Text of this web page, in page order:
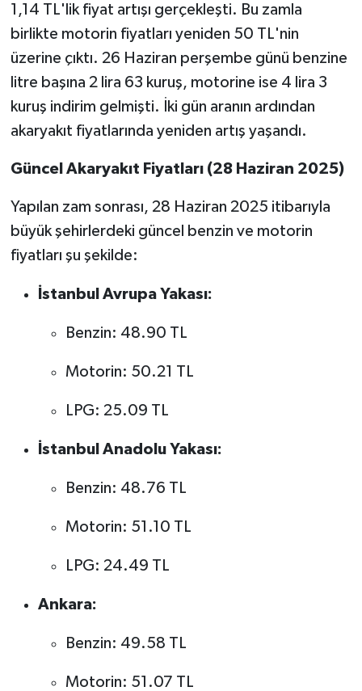
1,14 TL'lik fiyat artışı gerçekleşti. Bu zamla
birlikte motorin fiyatları yeniden 50 TL'nin
üzerine çıktı. 26 Haziran perşembe günü benzine
litre başına 2 lira 63 kuruş, motorine ise 4 lira 3
kuruş indirim gelmişti. İki gün aranın ardından
akaryakıt fiyatlarında yeniden artış yaşandı.
Güncel Akaryakıt Fiyatları (28 Haziran 2025)
Yapılan zam sonrası, 28 Haziran 2025 itibarıyla
büyük şehirlerdeki güncel benzin ve motorin
fiyatları şu şekilde:
İstanbul Avrupa Yakası:
Benzin: 48.90 TL
Motorin: 50.21 TL
LPG: 25.09 TL
İstanbul Anadolu Yakası:
Benzin: 48.76 TL
Motorin: 51.10 TL
LPG: 24.49 TL
Ankara:
Benzin: 49.58 TL
Motorin: 51.07 TL